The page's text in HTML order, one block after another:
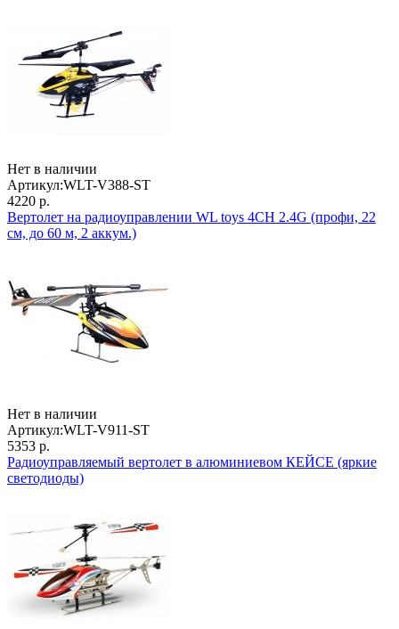
Нет в наличии
Артикул:WLT-V388-ST
4220 р.
Вертолет на радиоуправлении WL toys 4CH 2.4G (профи, 22
см, до 60 м, 2 аккум.)
Нет в наличии
Артикул:WLT-V911-ST
5353 р.
Радиоуправляемый вертолет в алюминиевом КЕЙСЕ (яркие
светодиоды)